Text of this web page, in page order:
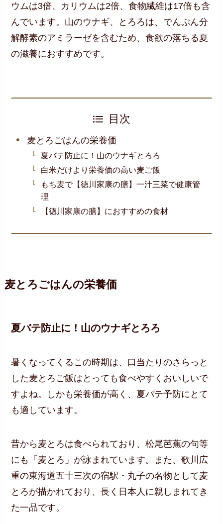
ウムは3倍、カリウムは2倍、食物繊維は17倍も含
んでいます。山のウナギ、とろろは、でんぷん分
解酵素のアミラーゼを含むため、食欲の落ちる夏
の滋養におすすめです。
目次
麦とろごはんの栄養価
夏バテ防止に！山のウナギとろろ
白米だけより栄養価の高い麦ご飯
もち麦で【徳川家康の膳】一汁三菜で健康管
理
【徳川家康の膳】におすすめの食材
麦とろごはんの栄養価
夏バテ防止に！山のウナギとろろ
暑くなってくるこの時期は、口当たりのさらっと
した麦とろご飯はとっても食べやすくおいしいで
すよね。しかも栄養価が高く、夏バテ予防にとて
も適しています。
昔から麦とろは食べられており、松尾芭蕉の句等
にも「麦とろ」が詠まれています。また、歌川広
重の東海道五十三次の宿駅・丸子の名物として麦
とろが描かれており、長く日本人に親しまれてき
た一品です。